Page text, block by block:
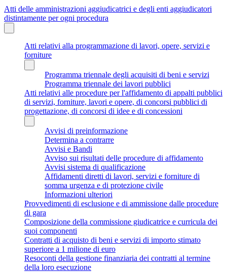
Atti delle amministrazioni aggiudicatrici e degli enti aggiudicatori
distintamente per ogni procedura
Atti relativi alla programmazione di lavori, opere, servizi e
forniture
Programma triennale degli acquisiti di beni e servizi
Programma triennale dei lavori pubblici
Atti relativi alle procedure per l'affidamento di appalti pubblici
di servizi, forniture, lavori e opere, di concorsi pubblici di
progettazione, di concorsi di idee e di concessioni
Avvisi di preinformazione
Determina a contrarre
Avvisi e Bandi
Avviso sui risultati delle procedure di affidamento
Avvisi sistema di qualificazione
Affidamenti diretti di lavori, servizi e forniture di
somma urgenza e di protezione civile
Informazioni ulteriori
Provvedimenti di esclusione e di ammissione dalle procedure
di gara
Composizione della commissione giudicatrice e curricula dei
suoi componenti
Contratti di acquisto di beni e servizi di importo stimato
superiore a 1 milione di euro
Resoconti della gestione finanziaria dei contratti al termine
della loro esecuzione